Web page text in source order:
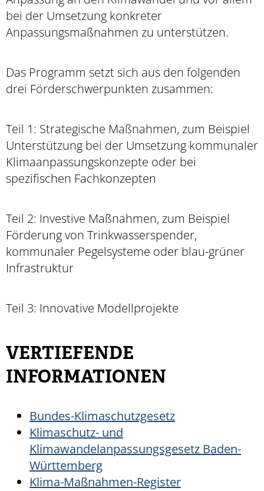
bei der Umsetzung konkreter
Anpassungsmaßnahmen zu unterstützen.
Das Programm setzt sich aus den folgenden
drei Förderschwerpunkten zusammen:
Teil 1: Strategische Maßnahmen, zum Beispiel
Unterstützung bei der Umsetzung kommunaler
Klimaanpassungskonzepte oder bei
spezifischen Fachkonzepten
Teil 2: Investive Maßnahmen, zum Beispiel
Förderung von Trinkwasserspender,
kommunaler Pegelsysteme oder blau-grüner
Infrastruktur
Teil 3: Innovative Modellprojekte
VERTIEFENDE
INFORMATIONEN
Bundes-Klimaschutzgesetz
Klimaschutz- und
Klimawandelanpassungsgesetz Baden-
Württemberg
Klima-Maßnahmen-Register